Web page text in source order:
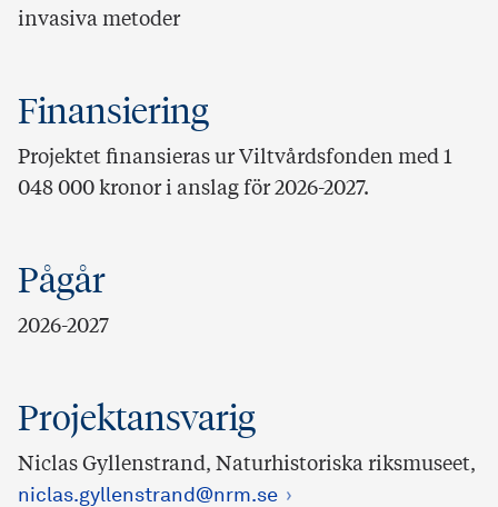
invasiva metoder
Finansiering
Projektet finansieras ur Viltvårdsfonden med 1
048 000 kronor i anslag för 2026-2027.
Pågår
2026-2027
Projektansvarig
Niclas Gyllenstrand, Naturhistoriska riksmuseet,
niclas.gyllenstrand@nrm.se